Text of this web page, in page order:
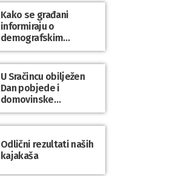
Kako se građani
informiraju o
demografskim
mjerama? Sudjelujte u
istraživanju!
U Sračincu obilježen
Dan pobjede i
domovinske
zahvalnosti te Dan
hrvatskih branitelja
Odlični rezultati naših
kajakaša